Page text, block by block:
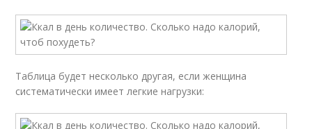
Таблица будет несколько другая, если женщина
систематически имеет легкие нагрузки: